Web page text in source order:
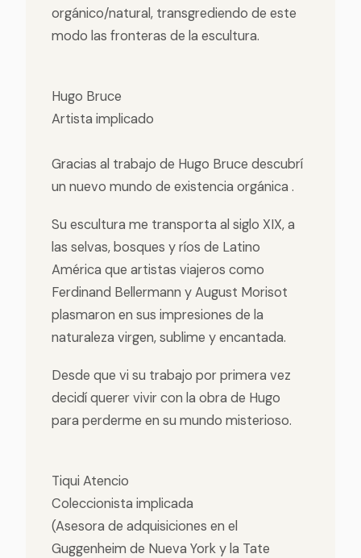
orgánico/natural, transgrediendo de este
modo las fronteras de la escultura.
Hugo Bruce
Artista implicado
Gracias al trabajo de Hugo Bruce descubrí
un nuevo mundo de existencia orgánica .
Su escultura me transporta al siglo XIX, a
las selvas, bosques y ríos de Latino
América que artistas viajeros como
Ferdinand Bellermann y August Morisot
plasmaron en sus impresiones de la
naturaleza virgen, sublime y encantada.
Desde que vi su trabajo por primera vez
decidí querer vivir con la obra de Hugo
para perderme en su mundo misterioso.
Tiqui Atencio
Coleccionista implicada
(Asesora de adquisiciones en el
Guggenheim de Nueva York y la Tate